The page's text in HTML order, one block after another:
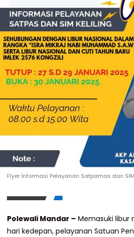
Flyer Informasi Pelayanan Satpamas dan
Polewali Mandar – Memasuki libur
hari kedepan, pelayanan Satuan